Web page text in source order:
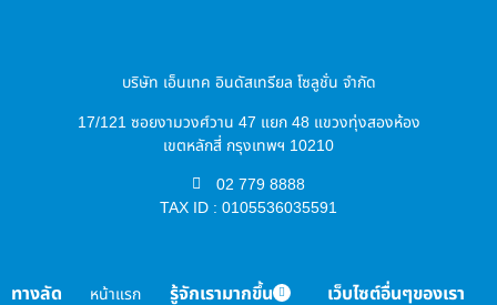
บริษัท เอ็นเทค อินดัสเทรียล โซลูชั่น จำกัด
17/121 ซอยงามวงศ์วาน 47 แยก 48 แขวงทุ่งสองห้อง
เขตหลักสี่ กรุงเทพฯ 10210
02 779 8888
TAX ID : 0105536035591
ทางลัด
หน้าแรก
รู้จักเรามากขึ้น เว็บไซต์อื่นๆของเรา